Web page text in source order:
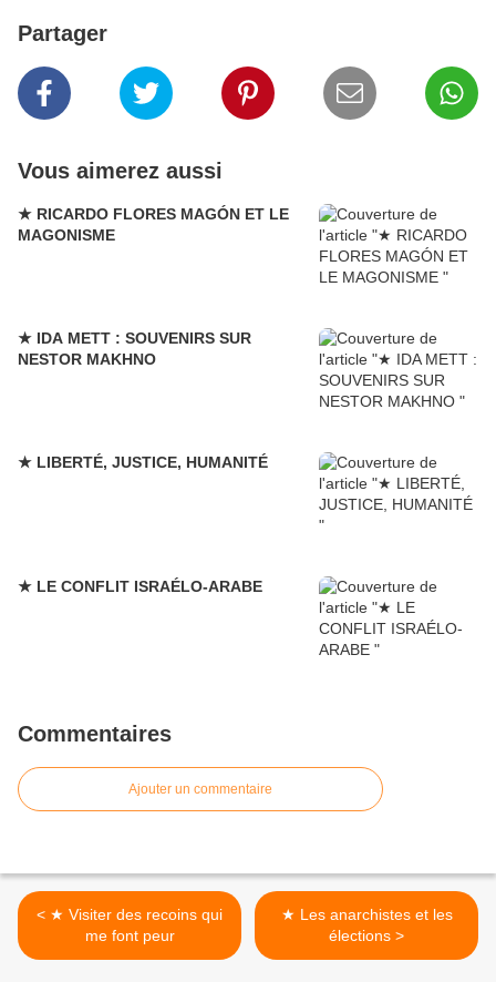
Partager
Vous aimerez aussi
★ RICARDO FLORES MAGÓN ET LE
MAGONISME
★ IDA METT : SOUVENIRS SUR
NESTOR MAKHNO
★ LIBERTÉ, JUSTICE, HUMANITÉ
★ LE CONFLIT ISRAÉLO-ARABE
Commentaires
Ajouter un commentaire
< ★ Visiter des recoins qui
me font peur
★ Les anarchistes et les
élections >